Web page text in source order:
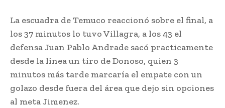
La escuadra de Temuco reaccionó sobre el final, a
los 37 minutos lo tuvo Villagra, a los 43 el
defensa Juan Pablo Andrade sacó practicamente
desde la línea un tiro de Donoso, quien 3
minutos más tarde marcaría el empate con un
golazo desde fuera del área que dejo sin opciones
al meta Jimenez.